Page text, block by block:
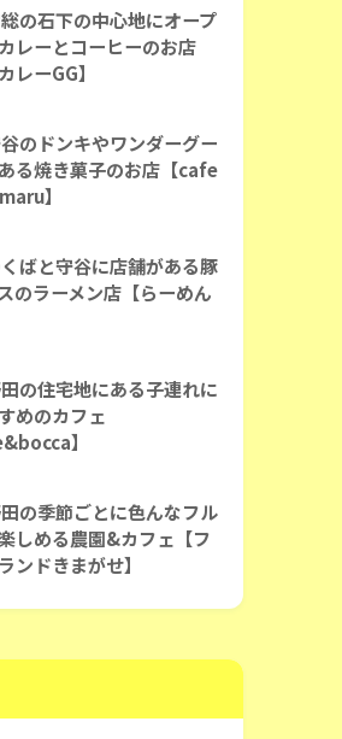
の石下の中心地にオープ
レーとコーヒーのお店
レーGG】
のドンキやワンダーグー
る焼き菓子のお店【cafe
】
ばと守谷に店舗がある豚
のラーメン店【らーめん
の住宅地にある子連れに
めのカフェ
】
の季節ごとに色んなフル
しめる農園&カフェ【フ
ンドきまがせ】